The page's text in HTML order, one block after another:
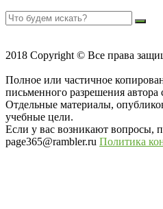
2018 Copyright © Все права
Полное или частичное
письменного разрешения автора
Отдельные материалы,
учебные цели.
Если у вас возникают вопросы,
page365@rambler.ru Политика